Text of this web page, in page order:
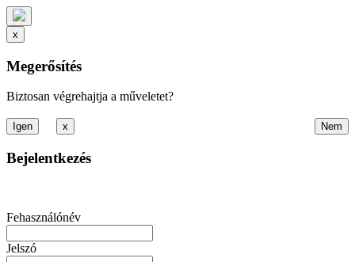
x
Megerősítés
Biztosan végrehajtja a műveletet?
x
Bejelentkezés
Fehasználónév
Jelszó